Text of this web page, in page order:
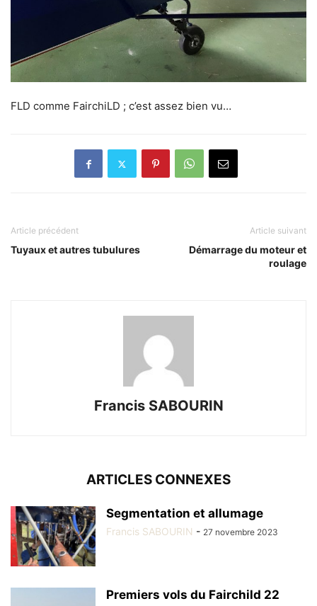
FLD comme FairchiLD ; c’est assez bien vu…
Article précédent
Tuyaux et autres tubulures
Article suivant
Démarrage du moteur et
roulage
Francis SABOURIN
ARTICLES CONNEXES
Segmentation et allumage
Francis SABOURIN - 27 novembre 2023
Premiers vols du Fairchild 22